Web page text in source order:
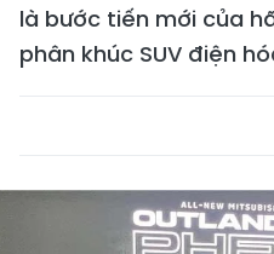
là bước tiến mới của
phân khúc SUV điện